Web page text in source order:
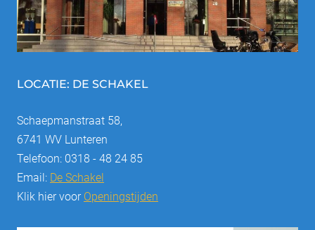
LOCATIE: DE SCHAKEL
Schaepmanstraat 58,
6741 WV Lunteren
Telefoon: 0318 - 48 24 85
Email: De Schakel
Klik hier voor Openingstijden